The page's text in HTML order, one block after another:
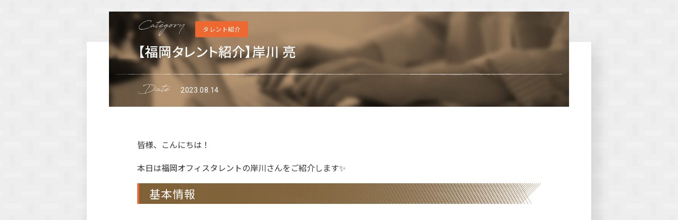
タレント紹介
【福岡タレント紹介】岸川 亮
2023.08.14
皆様、こんにちは！
本日は福岡オフィスタレントの岸川さんをご紹介します✨
基本情報